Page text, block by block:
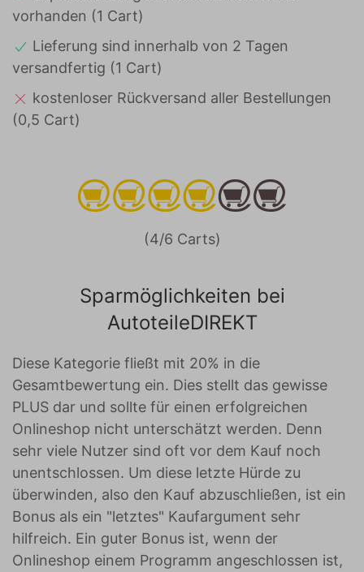
vorhanden (1 Cart)
Lieferung sind innerhalb von 2 Tagen
versandfertig (1 Cart)
kostenloser Rückversand aller Bestellungen
(0,5 Cart)
(4/6 Carts)
Sparmöglichkeiten bei
AutoteileDIREKT
Diese Kategorie fließt mit 20% in die
Gesamtbewertung ein. Dies stellt das gewisse
PLUS dar und sollte für einen erfolgreichen
Onlineshop nicht unterschätzt werden. Denn
sehr viele Nutzer sind oft vor dem Kauf noch
unentschlossen. Um diese letzte Hürde zu
überwinden, also den Kauf abzuschließen, ist ein
Bonus als ein "letztes" Kaufargument sehr
hilfreich. Ein guter Bonus ist, wenn der
Onlineshop einem Programm angeschlossen ist,